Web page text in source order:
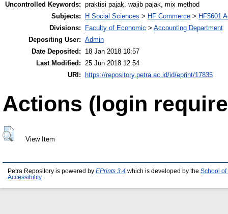
Uncontrolled Keywords: praktisi pajak, wajib pajak, mix method
Subjects:
H Social Sciences > HF Commerce > HF5601
Divisions:
Faculty of Economic > Accounting Department
Depositing User: Admin
Date Deposited:
18 Jan 2018 10:57
Last Modified: 25 Jun 2018 12:54
URI:
https://repository.petra.ac.id/id/eprint/17835
Actions (login
View Item
Petra Repository is powered by EPrints 3.4 which is developed by the School of
Accessibility